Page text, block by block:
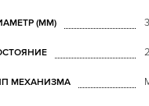
(MM)
МЕХАНИЗМА